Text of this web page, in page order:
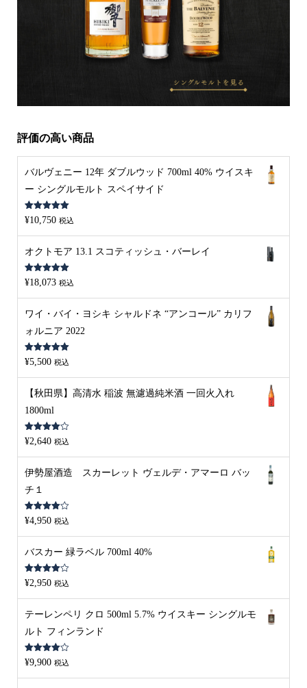
評価の高い商品
バルヴェニー 12年 ダブルウッド 700ml 40% ウイスキ
ー シングルモルト スペイサイド
5段階中5.00
の評価
¥10,750 税込
オクトモア 13.1 スコティッシュ・バーレイ
5段階中5.00
の評価
¥18,073 税込
ワイ・バイ・ヨシキ シャルドネ “アンコール” カリフ
ォルニア 2022
5段階中 5.00
の評価
¥5,500 税込
【秋田県】高清水 稲波 無濾過純米酒 一回火入れ
1800ml
5段階中
4.00の評
価
¥2,640 税込
伊勢屋酒造 スカーレット ヴェルデ・アマーロ バッ
チ１
5段階中
4.00の評
価
¥4,950 税込
バスカー 緑ラベル 700ml 40%
5段階中
4.00の評
価
¥2,950 税込
テーレンペリ クロ 500ml 5.7% ウイスキー シングルモ
ルト フィンランド
5段階中
4.00の評
価
¥9,900 税込